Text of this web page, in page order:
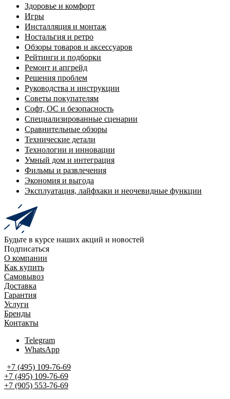
Здоровье и комфорт
Игры
Инсталляция и монтаж
Ностальгия и ретро
Обзоры товаров и аксессуаров
Рейтинги и подборки
Ремонт и апгрейд
Решения проблем
Руководства и инструкции
Советы покупателям
Софт, ОС и безопасность
Специализированные сценарии
Сравнительные обзоры
Технические детали
Технологии и инновации
Умный дом и интеграция
Фильмы и развлечения
Экономия и выгода
Эксплуатация, лайфхаки и неочевидные функции
Будьте в курсе наших акций и новостей
Подписаться
О компании
Как купить
Самовывоз
Доставка
Гарантия
Услуги
Бренды
Контакты
Telegram
WhatsApp
+7 (495) 109-76-69
+7 (495) 109-76-69
+7 (905) 553-76-69